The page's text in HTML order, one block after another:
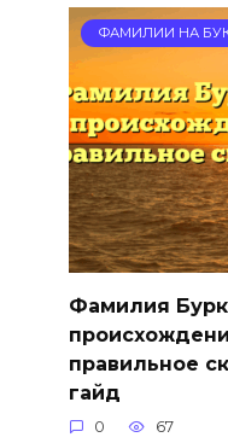
ФАМИЛИИ НА
Фамилия
правильное
гайд
0 67